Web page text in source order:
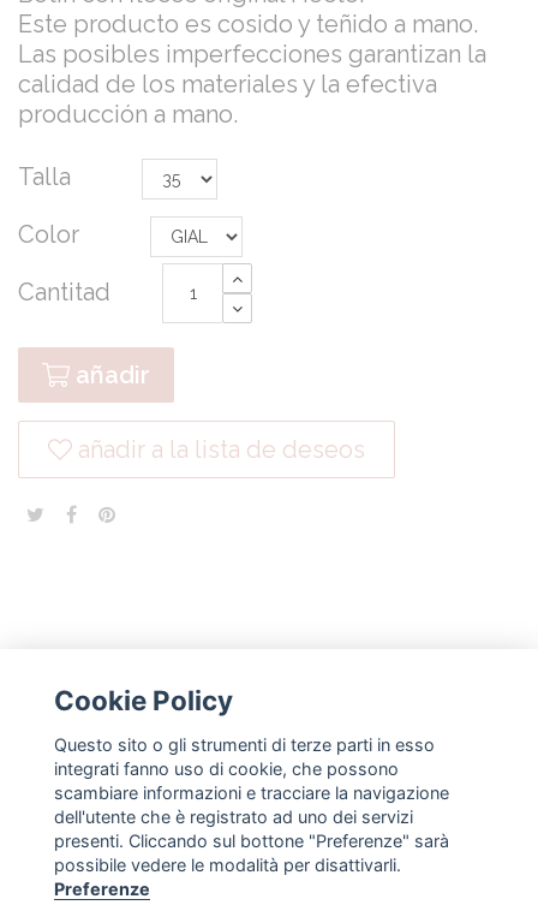
Este producto es cosido y teñido a mano.
Las posibles imperfecciones garantizan la
calidad de los materiales y la efectiva
producción a mano.
Talla
Color
Cantitad
añadir
añadir a la lista de deseos
NEWSLETTER
subscríbete
SÍGUENOS
Cookie Policy
Questo sito o gli strumenti di terze parti in esso
integrati fanno uso di cookie, che possono
scambiare informazioni e tracciare la navigazione
dell'utente che è registrato ad uno dei servizi
presenti. Cliccando sul bottone "Preferenze" sarà
possibile vedere le modalità per disattivarli.
Preferenze